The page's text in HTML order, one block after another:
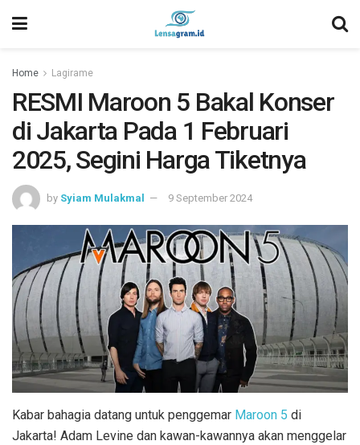
Home Lagirame
RESMI Maroon 5 Bakal Konser
di Jakarta Pada 1 Februari
2025, Segini Harga Tiketnya
by Syiam Mulakmal 9 September 2024
Kabar bahagia datang untuk penggemar Maroon 5 di
Jakarta! Adam Levine dan kawan-kawannya akan menggelar